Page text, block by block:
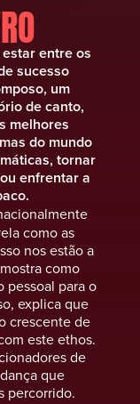
entre os
sucesso
um
de canto,
melhores
do mundo
tornar
enfrentar a
como as
nos estão a
como
pessoal para o
explica que
crescente de
este ethos.
de
que
percorrido.